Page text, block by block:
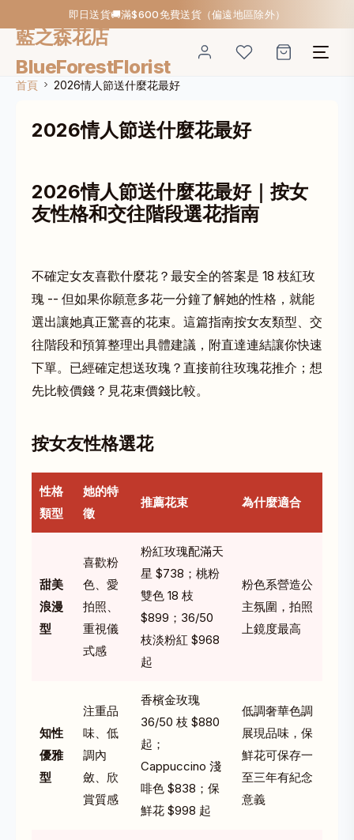
即日送貨🚚滿$600免費送貨（偏遠地區除外）
藍之森花店
BlueForestFlorist
首頁 2026情人節送什麼花最好
2026情人節送什麼花最好
2026情人節送什麼花最好｜按女
友性格和交往階段選花指南
不確定女友喜歡什麼花？最安全的答案是 18 枝紅玫
瑰 -- 但如果你願意多花一分鐘了解她的性格，就能
選出讓她真正驚喜的花束。這篇指南按女友類型、交
往階段和預算整理出具體建議，附直達連結讓你快速
下單。已經確定想送玫瑰？直接前往玫瑰花推介 ；想
先比較價錢？見花束價錢比較。
按女友性格選花
性格
類型
她的特
徵
推薦花束 為什麼適合
甜美
浪漫
型
喜歡粉
色、愛
拍照、
重視儀
式感
粉紅玫瑰配滿天
星 $738；桃粉
雙色 18 枝
$899；36/50
枝淡粉紅 $968
起
粉色系營造公
主氛圍，拍照
上鏡度最高
知性
優雅
型
注重品
味、低
調內
斂、欣
賞質感
香檳金玫瑰
36/50 枝 $880
起；
Cappuccino 淺
啡色 $838； 保
鮮花 $998 起
低調奢華色調
展現品味，保
鮮花可保存一
至三年有紀念
意義